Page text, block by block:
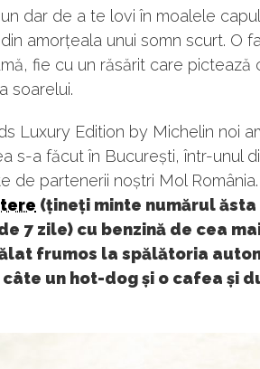
dar de a te lovi în moalele
amorțeala unui somn scurt. O
fie cu un răsărit care pictează
soarelui.
Luxury Edition by Michelin noi
s-a făcut în București, într-unul
de partenerii noștri Mol România.
(țineți minte numărul
7 zile) cu benzină de cea
frumos la spălătoria
un hot-dog și o cafea și